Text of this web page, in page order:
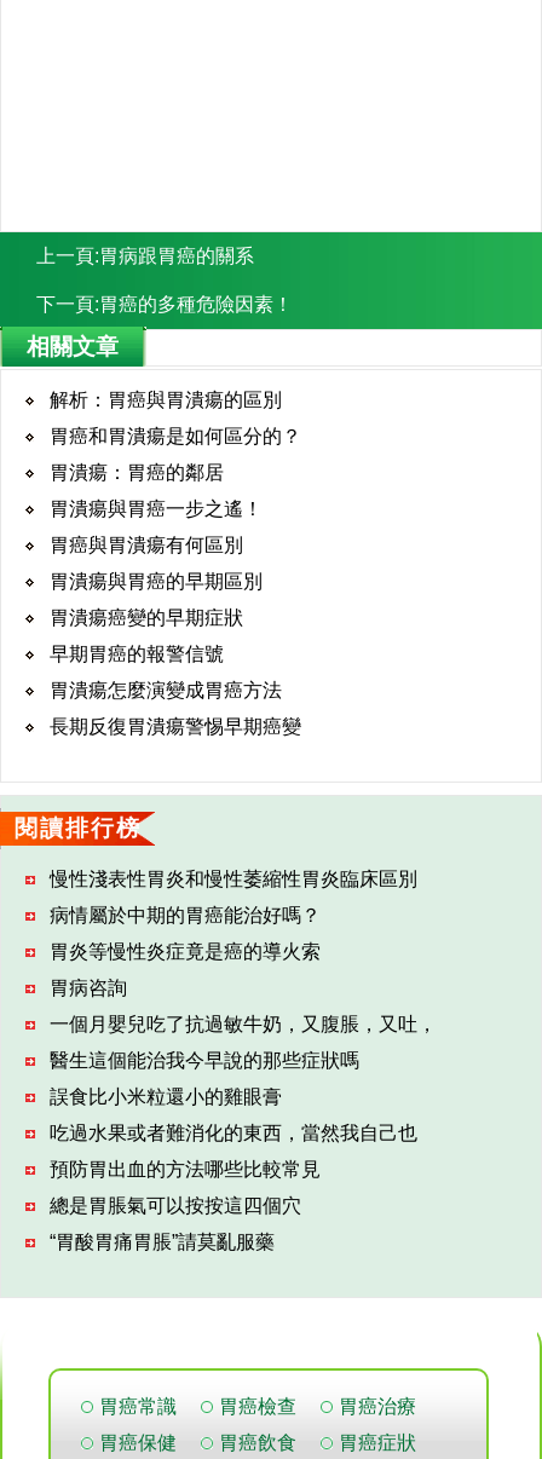
上一頁:胃病跟胃癌的關系
下一頁:胃癌的多種危險因素！
相關文章
解析：胃癌與胃潰瘍的區別
胃癌和胃潰瘍是如何區分的？
胃潰瘍：胃癌的鄰居
胃潰瘍與胃癌一步之遙！
胃癌與胃潰瘍有何區別
胃潰瘍與胃癌的早期區別
胃潰瘍癌變的早期症狀
早期胃癌的報警信號
胃潰瘍怎麼演變成胃癌方法
長期反復胃潰瘍警惕早期癌變
閱讀排行榜
慢性淺表性胃炎和慢性萎縮性胃炎臨床區別
病情屬於中期的胃癌能治好嗎？
胃炎等慢性炎症竟是癌的導火索
胃病咨詢
一個月嬰兒吃了抗過敏牛奶，又腹脹，又吐，
醫生這個能治我今早說的那些症狀嗎
誤食比小米粒還小的雞眼膏
吃過水果或者難消化的東西，當然我自己也
預防胃出血的方法哪些比較常見
總是胃脹氣可以按按這四個穴
“胃酸胃痛胃脹”請莫亂服藥
胃癌常識 胃癌檢查
胃癌治療
胃癌保健
胃癌飲食 胃癌症狀